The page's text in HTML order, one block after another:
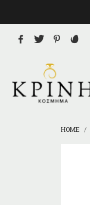
HOME